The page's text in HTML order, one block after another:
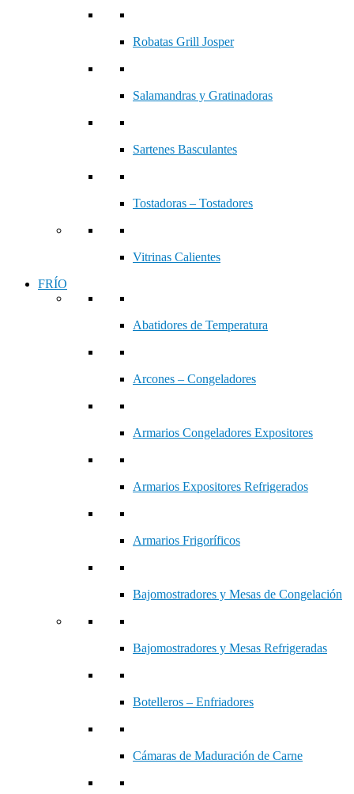
Robatas Grill Josper
Salamandras y Gratinadoras
Sartenes Basculantes
Tostadoras – Tostadores
Vitrinas Calientes
FRÍO
Abatidores de Temperatura
Arcones – Congeladores
Armarios Congeladores Expositores
Armarios Expositores Refrigerados
Armarios Frigoríficos
Bajomostradores y Mesas de Congelación
Bajomostradores y Mesas Refrigeradas
Botelleros – Enfriadores
Cámaras de Maduración de Carne